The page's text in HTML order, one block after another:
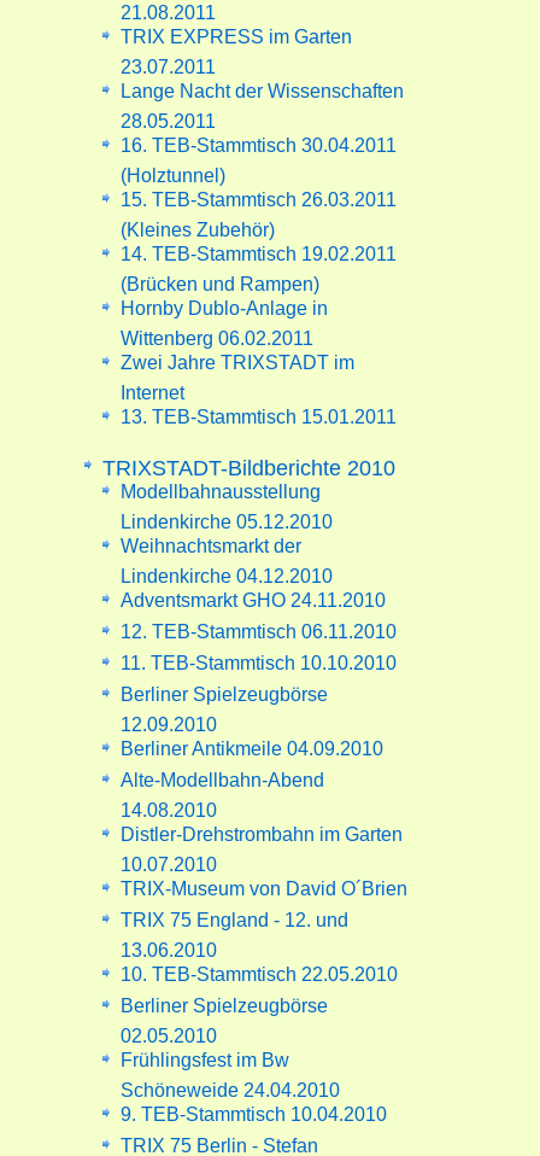
21.08.2011
TRIX EXPRESS im Garten
23.07.2011
Lange Nacht der Wissenschaften
28.05.2011
16. TEB-Stammtisch 30.04.2011
(Holztunnel)
15. TEB-Stammtisch 26.03.2011
(Kleines Zubehör)
14. TEB-Stammtisch 19.02.2011
(Brücken und Rampen)
Hornby Dublo-Anlage in
Wittenberg 06.02.2011
Zwei Jahre TRIXSTADT im
Internet
13. TEB-Stammtisch 15.01.2011
TRIXSTADT-Bildberichte 2010
Modellbahnausstellung
Lindenkirche 05.12.2010
Weihnachtsmarkt der
Lindenkirche 04.12.2010
Adventsmarkt GHO 24.11.2010
12. TEB-Stammtisch 06.11.2010
11. TEB-Stammtisch 10.10.2010
Berliner Spielzeugbörse
12.09.2010
Berliner Antikmeile 04.09.2010
Alte-Modellbahn-Abend
14.08.2010
Distler-Drehstrombahn im Garten
10.07.2010
TRIX-Museum von David O´Brien
TRIX 75 England - 12. und
13.06.2010
10. TEB-Stammtisch 22.05.2010
Berliner Spielzeugbörse
02.05.2010
Frühlingsfest im Bw
Schöneweide 24.04.2010
9. TEB-Stammtisch 10.04.2010
TRIX 75 Berlin - Stefan